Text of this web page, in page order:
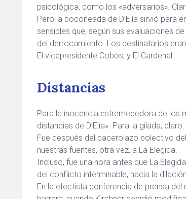
psicológica, como los «adversarios».
Pero la boconeada de D’Elía sirvió para
sensibles que, según sus evaluaciones
del derrocamiento. Los destinatarios
El vicepresidente Cobos, y El Cardenal.
Distancias
Para la inocencia estremecedora de los
distancias de D’Elía». Para la gilada, claro.
Fue después del cacerolazo colectivo
nuestras fuentes, otra vez, a La Elegida.
Incluso, fue una hora antes que La
del conflicto interminable, hacia la
En la efectista conferencia de prensa